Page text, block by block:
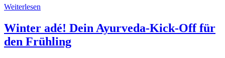
Weiterlesen
Winter adé! Dein Ayurveda-Kick-Off für
den Frühling